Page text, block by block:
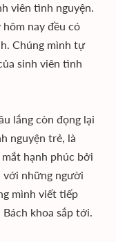
viên tình nguyện.
nay đều có
Chúng mình tự
sinh viên tình
lắng còn đọng lại
nguyện trẻ, là
hạnh phúc bởi
với những người
mình viết tiếp
khoa sắp tới.